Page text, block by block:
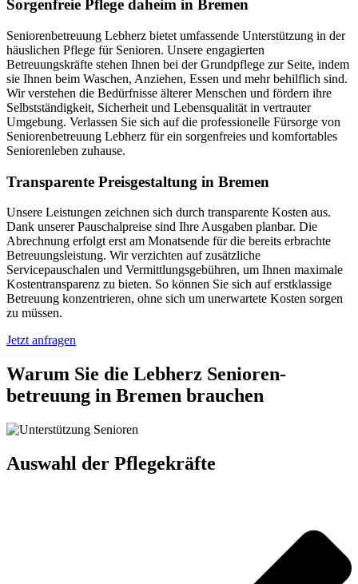
Sorgenfreie Pflege daheim in Bremen
Seniorenbetreuung Lebherz bietet umfassende Unterstützung in der
häuslichen Pflege für Senioren. Unsere engagierten
Betreuungskräfte stehen Ihnen bei der Grundpflege zur Seite, indem
sie Ihnen beim Waschen, Anziehen, Essen und mehr behilflich sind.
Wir verstehen die Bedürfnisse älterer Menschen und fördern ihre
Selbstständigkeit, Sicherheit und Lebensqualität in vertrauter
Umgebung. Verlassen Sie sich auf die professionelle Fürsorge von
Seniorenbetreuung Lebherz für ein sorgenfreies und komfortables
Seniorenleben zuhause.
Transparente Preisgestaltung in Bremen
Unsere Leistungen zeichnen sich durch transparente Kosten aus.
Dank unserer Pauschalpreise sind Ihre Ausgaben planbar. Die
Abrechnung erfolgt erst am Monatsende für die bereits erbrachte
Betreuungsleistung. Wir verzichten auf zusätzliche
Servicepauschalen und Vermittlungsgebühren, um Ihnen maximale
Kostentransparenz zu bieten. So können Sie sich auf erstklassige
Betreuung konzentrieren, ohne sich um unerwartete Kosten sorgen
zu müssen.
Jetzt anfragen
Warum Sie die Lebherz Senioren­
betreuung in Bremen brauchen
Auswahl der Pflegekräfte